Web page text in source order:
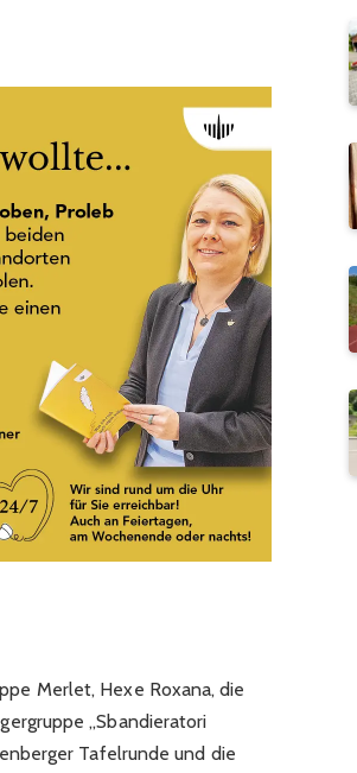
Merlet, Hexe Roxana, die
„Sbandieratori
Tafelrunde und die